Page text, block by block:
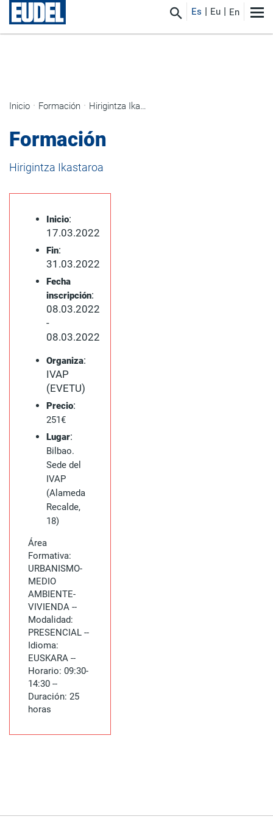
Es Eu En
Inicio Formación Hirigintza Ikastaroa
Formación
Hirigintza Ikastaroa
Inicio:
17.03.2022
Fin:
31.03.2022
Fecha
inscripción:
08.03.2022
-
08.03.2022
Organiza:
IVAP
(EVETU)
Precio:
251€
Lugar:
Bilbao.
Sede del
IVAP
(Alameda
Recalde,
18)
Área
Formativa:
URBANISMO-
MEDIO
AMBIENTE-
VIVIENDA --
Modalidad:
PRESENCIAL --
Idioma:
EUSKARA --
Horario: 09:30-
14:30 --
Duración: 25
horas